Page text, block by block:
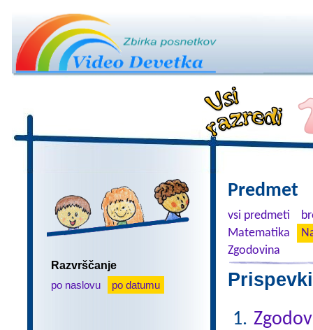
Razvrščanje
po naslovu
po datumu
Predmet
vsi predmeti
Matematika
Zgodovina